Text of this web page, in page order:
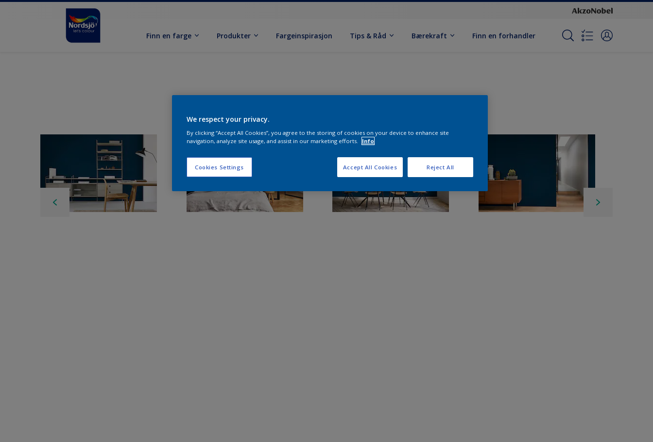
Finn en farge Produkter Fargeinspirasjon Tips & Råd Bærekraft Finn en forhandler
We respect your privacy.
By clicking “Accept All Cookies”, you agree to the storing of cookies on your device to enhance site
navigation, analyze site usage, and assist in our marketing efforts.
Info
Cookies Settings Reject All
Accept All Cookies